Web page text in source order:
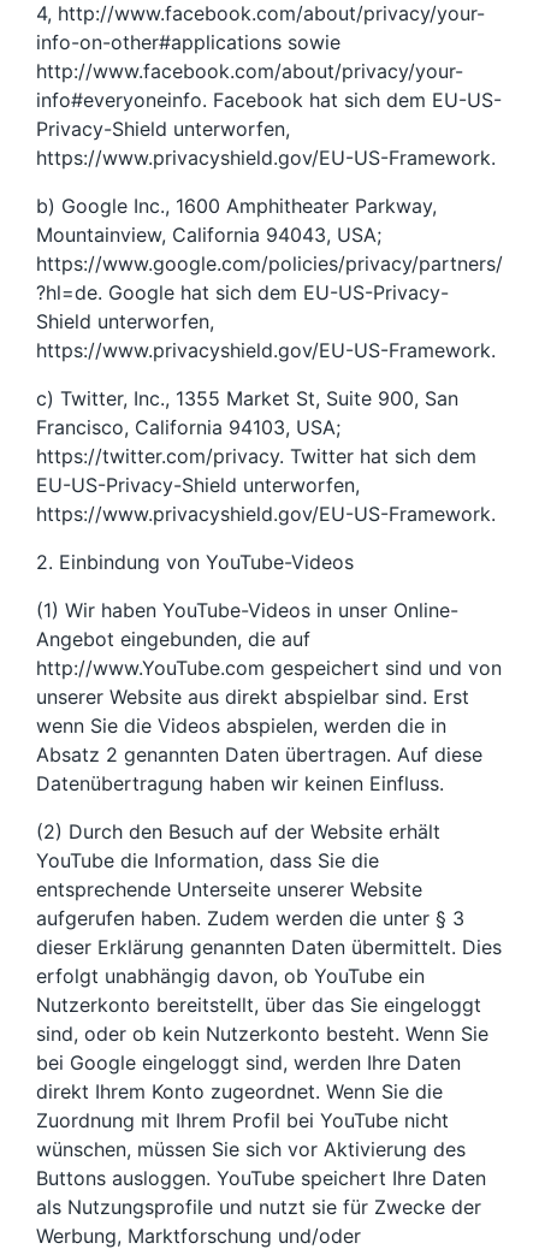
4, http://www.facebook.com/about/privacy/your-
info-on-other#applications sowie
http://www.facebook.com/about/privacy/your-
info#everyoneinfo. Facebook hat sich dem EU-US-
Privacy-Shield unterworfen,
https://www.privacyshield.gov/EU-US-Framework.
b) Google Inc., 1600 Amphitheater Parkway,
Mountainview, California 94043, USA;
https://www.google.com/policies/privacy/partners/
?hl=de. Google hat sich dem EU-US-Privacy-
Shield unterworfen,
https://www.privacyshield.gov/EU-US-Framework.
c) Twitter, Inc., 1355 Market St, Suite 900, San
Francisco, California 94103, USA;
https://twitter.com/privacy. Twitter hat sich dem
EU-US-Privacy-Shield unterworfen,
https://www.privacyshield.gov/EU-US-Framework.
2. Einbindung von YouTube-Videos
(1) Wir haben YouTube-Videos in unser Online-
Angebot eingebunden, die auf
http://www.YouTube.com gespeichert sind und von
unserer Website aus direkt abspielbar sind. Erst
wenn Sie die Videos abspielen, werden die in
Absatz 2 genannten Daten übertragen. Auf diese
Datenübertragung haben wir keinen Einfluss.
(2) Durch den Besuch auf der Website erhält
YouTube die Information, dass Sie die
entsprechende Unterseite unserer Website
aufgerufen haben. Zudem werden die unter § 3
dieser Erklärung genannten Daten übermittelt. Dies
erfolgt unabhängig davon, ob YouTube ein
Nutzerkonto bereitstellt, über das Sie eingeloggt
sind, oder ob kein Nutzerkonto besteht. Wenn Sie
bei Google eingeloggt sind, werden Ihre Daten
direkt Ihrem Konto zugeordnet. Wenn Sie die
Zuordnung mit Ihrem Profil bei YouTube nicht
wünschen, müssen Sie sich vor Aktivierung des
Buttons ausloggen. YouTube speichert Ihre Daten
als Nutzungsprofile und nutzt sie für Zwecke der
Werbung, Marktforschung und/oder